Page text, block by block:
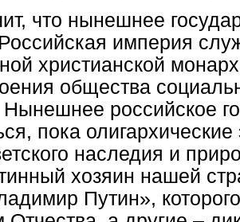
что нынешнее
империя
христианской
общества
российское
пока
наследия и
хозяин нашей
Путин»,